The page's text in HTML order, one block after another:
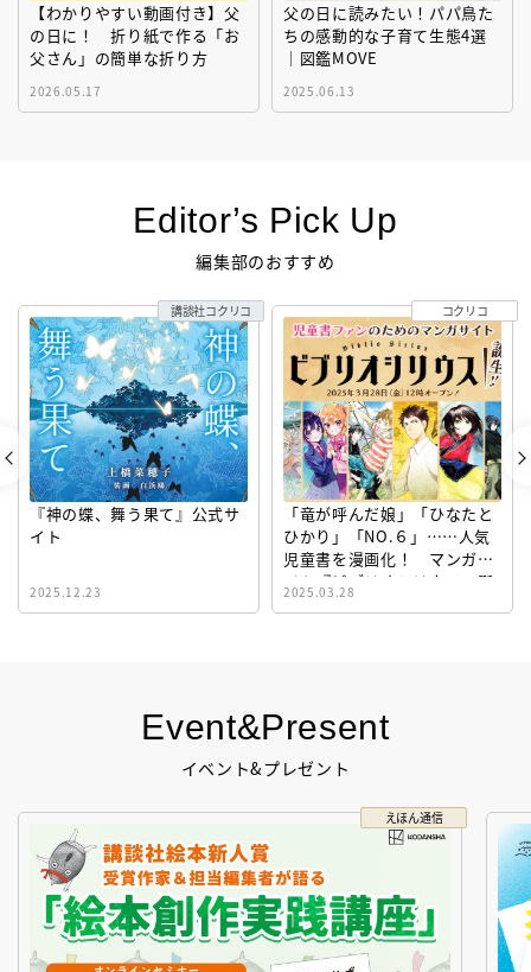
Event&Present
イベント&プレゼント
えほん通信
【わかりやすい動画付き】父
の日に！ 折り紙で作る「お
父さん」の簡単な折り方
2026.05.17
父の日に読みたい！パパ鳥た
ちの感動的な子育て生態4選
｜図鑑MOVE
2025.06.13
Editor’s Pick Up
編集部のおすすめ
『神の蝶、舞う果て』公式サ
イト
2025.12.23
講談社コクリコ
「竜が呼んだ娘」「ひなたと
ひかり」「NO.６」……人気
児童書を漫画化！ マンガサ
イト『ビブリオシリウス』誕
生！
2025.03.28
コクリコ